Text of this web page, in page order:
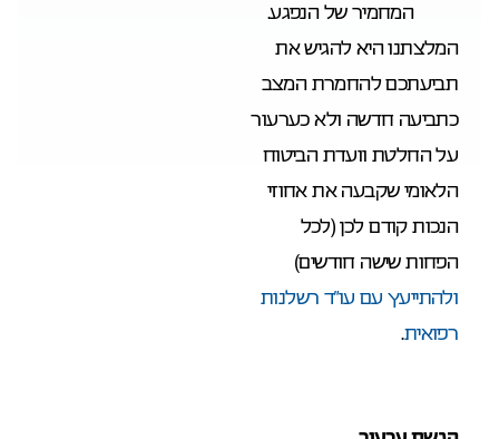
המחמיר של הנפגע.
המלצתנו היא להגיש את
תביעתכם להחמרת המצב
כתביעה חדשה ולא כערעור
על החלטת וועדת הביטוח
הלאומי שקבעה את אחוזי
הנכות קודם לכן (לכל
הפחות שישה חודשים)
ולהתייעץ עם עו”ד רשלנות
רפואית.